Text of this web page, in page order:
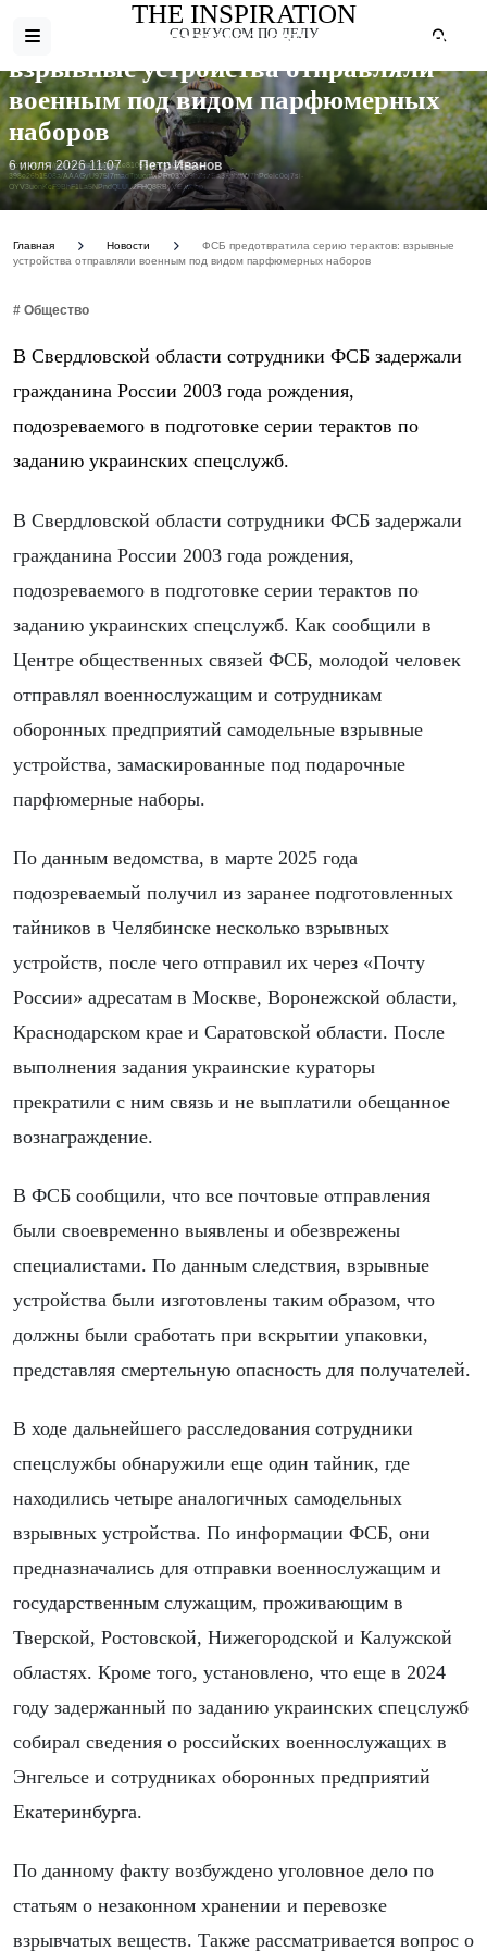
THE INSPIRATION
СО ВКУСОМ ПО ДЕЛУ
Фото: https://resizer.mail.ru/p/e1e81066-d9df-5635-b59a-
398e26b1508a/AAAGyU975l7madTpuomxPRr03Xe9hZszEa3FhbttW7hPdeIc0oj7si-
OYV3uonKcF9BhF1La5NPndQLUU2FHQ8RByVE.webp
ФСБ предотвратила серию терактов:
взрывные устройства отправляли
военным под видом парфюмерных
наборов
6 июля 2026 11:07 Петр Иванов
Главная Новости
ФСБ предотвратила серию терактов: взрывные
устройства отправляли военным под видом парфюмерных наборов
# Общество
В Свердловской области сотрудники ФСБ задержали
гражданина России 2003 года рождения,
подозреваемого в подготовке серии терактов по
заданию украинских спецслужб.
В Свердловской области сотрудники ФСБ задержали
гражданина России 2003 года рождения,
подозреваемого в подготовке серии терактов по
заданию украинских спецслужб. Как сообщили в
Центре общественных связей ФСБ, молодой человек
отправлял военнослужащим и сотрудникам
оборонных предприятий самодельные взрывные
устройства, замаскированные под подарочные
парфюмерные наборы.
По данным ведомства, в марте 2025 года
подозреваемый получил из заранее подготовленных
тайников в Челябинске несколько взрывных
устройств, после чего отправил их через «Почту
России» адресатам в Москве, Воронежской области,
Краснодарском крае и Саратовской области. После
выполнения задания украинские кураторы
прекратили с ним связь и не выплатили обещанное
вознаграждение.
В ФСБ сообщили, что все почтовые отправления
были своевременно выявлены и обезврежены
специалистами. По данным следствия, взрывные
устройства были изготовлены таким образом, что
должны были сработать при вскрытии упаковки,
представляя смертельную опасность для получателей.
В ходе дальнейшего расследования сотрудники
спецслужбы обнаружили еще один тайник, где
находились четыре аналогичных самодельных
взрывных устройства. По информации ФСБ, они
предназначались для отправки военнослужащим и
государственным служащим, проживающим в
Тверской, Ростовской, Нижегородской и Калужской
областях. Кроме того, установлено, что еще в 2024
году задержанный по заданию украинских спецслужб
собирал сведения о российских военнослужащих в
Энгельсе и сотрудниках оборонных предприятий
Екатеринбурга.
По данному факту возбуждено уголовное дело по
статьям о незаконном хранении и перевозке
взрывчатых веществ. Также рассматривается вопрос о